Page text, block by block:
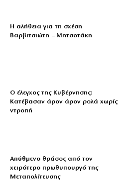
Η αλήθεια για τη σχέση
Βαρβιτσιώτη – Μητσοτάκη
Ο έλεγχος της Κυβέρνησης:
Κατέβασαν άρον άρον ρολά χωρίς
ντροπή
Απύθμενο θράσος από τον
χειρότερο πρωθυπουργό της
Μεταπολίτευσης